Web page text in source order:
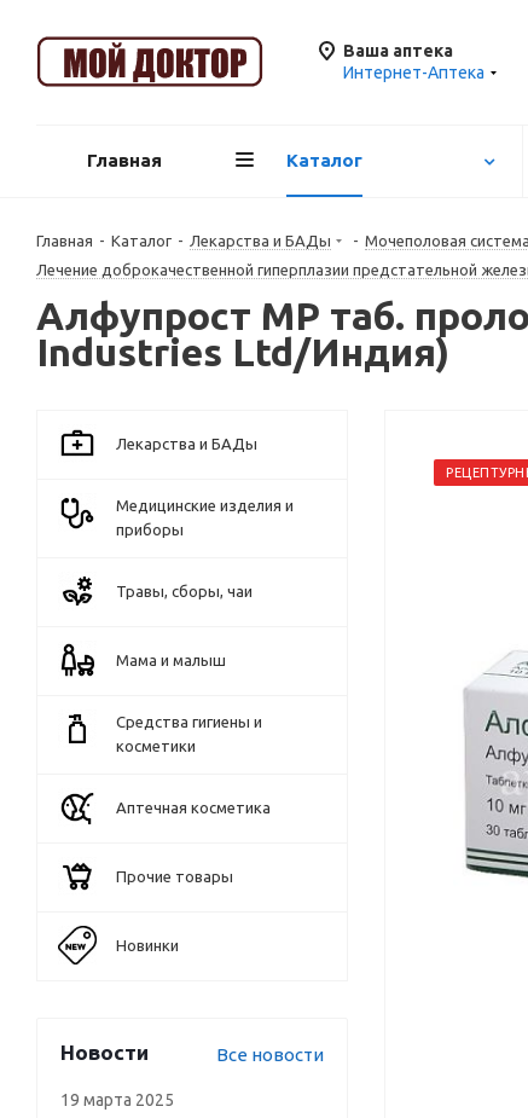
Ваша аптека
Интернет-Аптека
Главная Каталог
Главная - Каталог - Лекарства и БАДы - Mочеполовая
Лечение доброкачественной гиперплазии предстательной
Алфупрост МР таб.
Industries Ltd/Индия)
Лекарства и БАДы
Медицинские изделия и
приборы
Травы, сборы, чаи
Мама и малыш
Средства гигиены и
косметики
Аптечная косметика
Прочие товары
Новинки
Новости Все новости
19 марта 2025